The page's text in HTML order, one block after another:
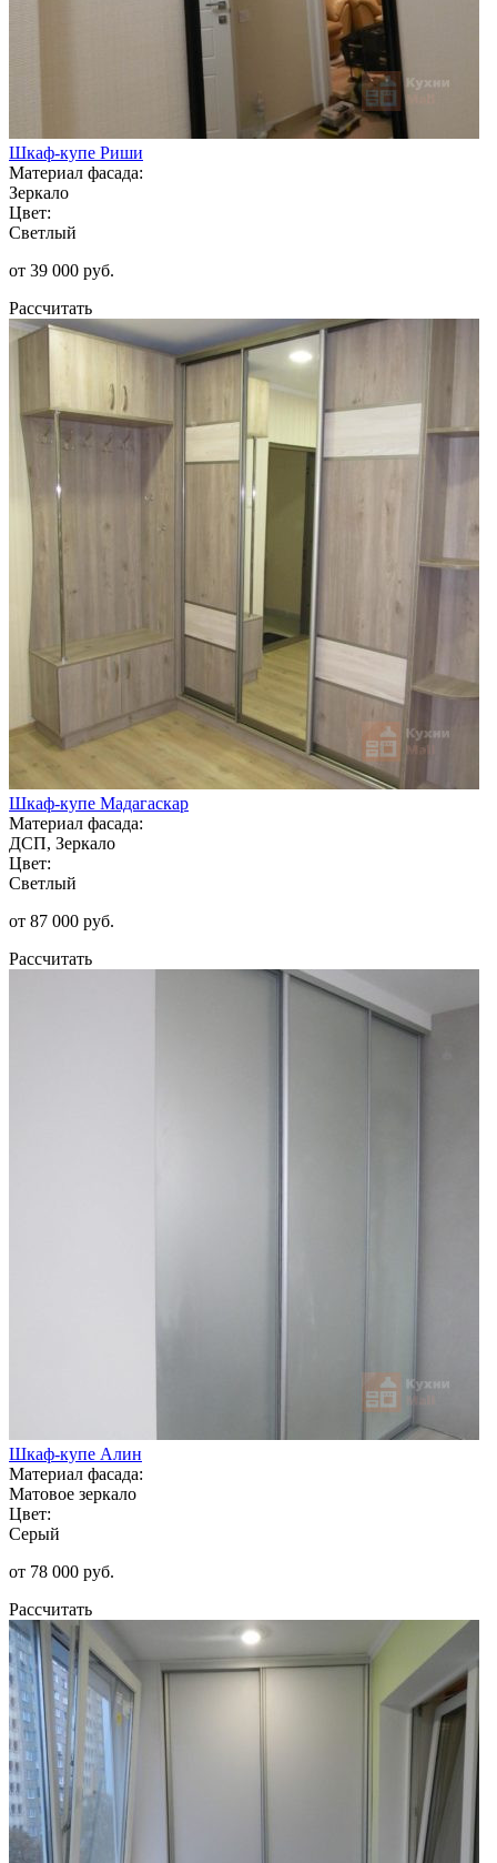
Шкаф-купе Риши
Материал фасада:
Зеркало
Цвет:
Светлый
от 39 000 руб.
Рассчитать
Шкаф-купе Мадагаскар
Материал фасада:
ДСП, Зеркало
Цвет:
Светлый
от 87 000 руб.
Рассчитать
Шкаф-купе Алин
Материал фасада:
Матовое зеркало
Цвет:
Серый
от 78 000 руб.
Рассчитать